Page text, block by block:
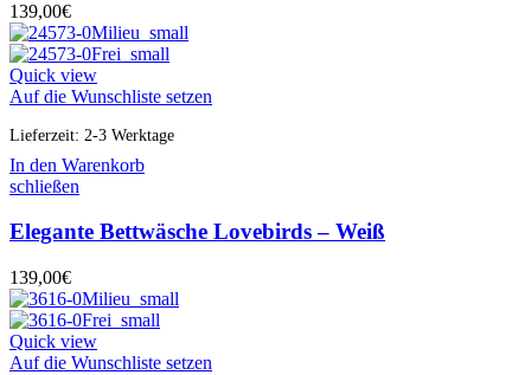
139,00€
Quick view
Auf die Wunschliste setzen
Lieferzeit: 2-3 Werktage
In den Warenkorb
schließen
Elegante Bettwäsche Lovebirds – Weiß
139,00€
Quick view
Auf die Wunschliste setzen